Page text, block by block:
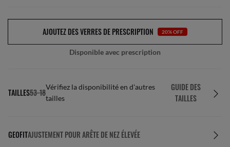
AJOUTEZ DES VERRES DE PRESCRIPTION 20% OFF
Disponible avec prescription
TAILLES53-18
Vérifiez la disponibilité en d'autres
tailles
GUIDE DES
TAILLES
GEOFITAJUSTEMENT POUR ARÊTE DE NEZ ÉLEVÉE